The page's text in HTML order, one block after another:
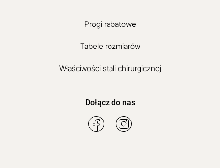
Progi rabatowe
Tabele rozmiarów
Właściwości stali chirurgicznej
Dołącz do nas